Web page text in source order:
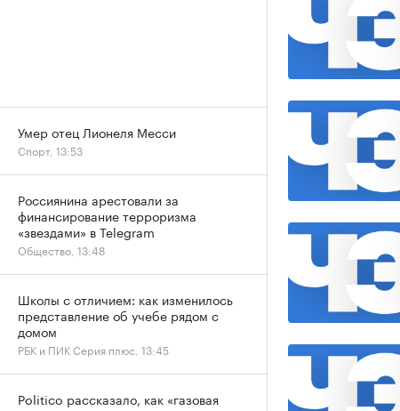
Умер отец Лионеля Месси
Спорт, 13:53
Россиянина арестовали за
финансирование терроризма
«звездами» в Telegram
Общество, 13:48
Школы с отличием: как изменилось
представление об учебе рядом с
домом
РБК и ПИК Серия плюс, 13:45
Politico рассказало, как «газовая